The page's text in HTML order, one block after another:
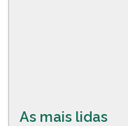
As mais lidas